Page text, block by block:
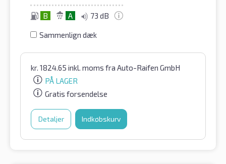
B A 73 dB
Sammenlign dæk
kr. 1824.65 inkl. moms fra Auto-Raifen GmbH
PÅ LAGER
Gratis forsendelse
Detaljer Indkøbskurv